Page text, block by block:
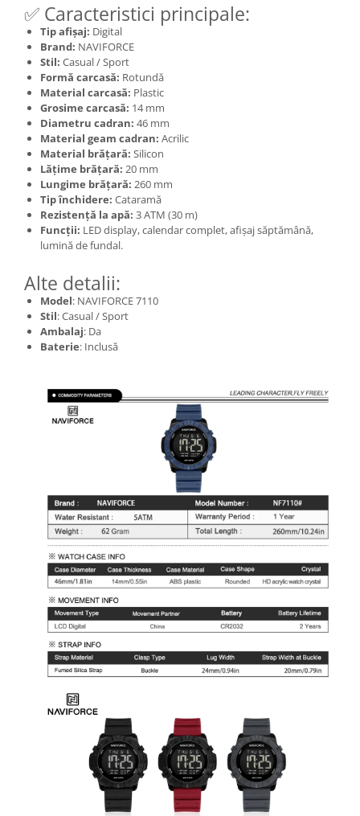
✅ Caracteristici principale:
Tip afișaj: Digital
Brand: NAVIFORCE
Stil: Casual / Sport
Formă carcasă: Rotundă
Material carcasă: Plastic
Grosime carcasă: 14 mm
Diametru cadran: 46 mm
Material geam cadran: Acrilic
Material brățară: Silicon
Lățime brățară: 20 mm
Lungime brățară: 260 mm
Tip închidere: Cataramă
Rezistență la apă: 3 ATM (30 m)
Funcții: LED display, calendar complet, afișaj săptămână,
lumină de fundal.
Alte detalii:
Model: NAVIFORCE 7110
Stil: Casual / Sport
Ambalaj: Da
Baterie: Inclusă